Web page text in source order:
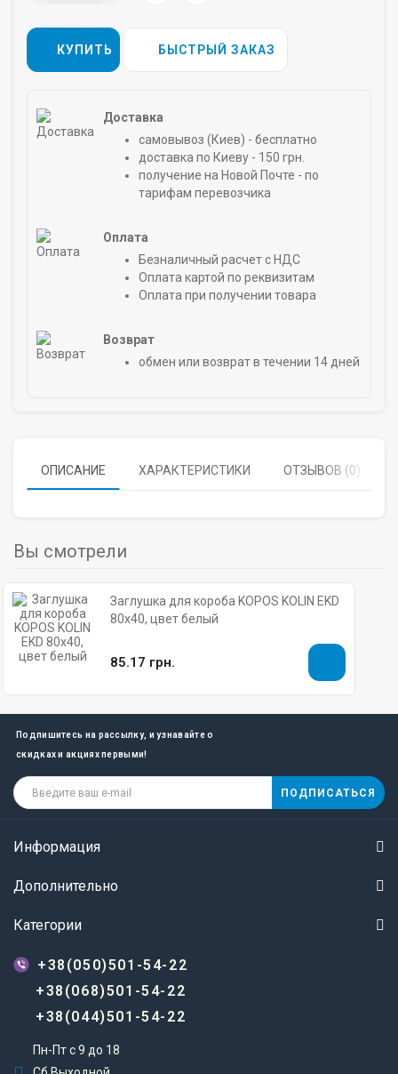
КУПИТЬ БЫСТРЫЙ ЗАКАЗ
Доставка
самовывоз (Киев) - бесплатно
доставка по Киеву - 150 грн.
получение на Новой Почте - по
тарифам перевозчика
Оплата
Безналичный расчет с НДС
Оплата картой по реквизитам
Оплата при получении товара
Возврат
обмен или возврат в течении 14 дней
ОПИСАНИЕ ХАРАКТЕРИСТИКИ ОТЗЫВОВ (0)
Вы смотрели
Заглушка для короба KOPOS KOLIN EKD
80х40, цвет белый
85.17 грн.
Подпишитесь на рассылку, и узнавайте о
скидках и акциях первыми!
ПОДПИСАТЬСЯ
Информация
Дополнительно
Категории
+38(050)501-54-22
+38(068)501-54-22
+38(044)501-54-22
Пн-Пт с 9 до 18